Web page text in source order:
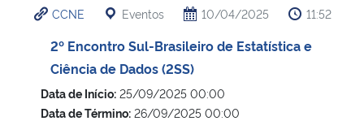
Ministério da Cidadania
Ministério de Minas e Energia
CCNE Eventos 10/04/2025 11:52
2º Encontro Sul-Brasileiro de Estatística e
Ciência de Dados (2SS)
Data de Início: 25/09/2025 00:00
Data de Término: 26/09/2025 00:00